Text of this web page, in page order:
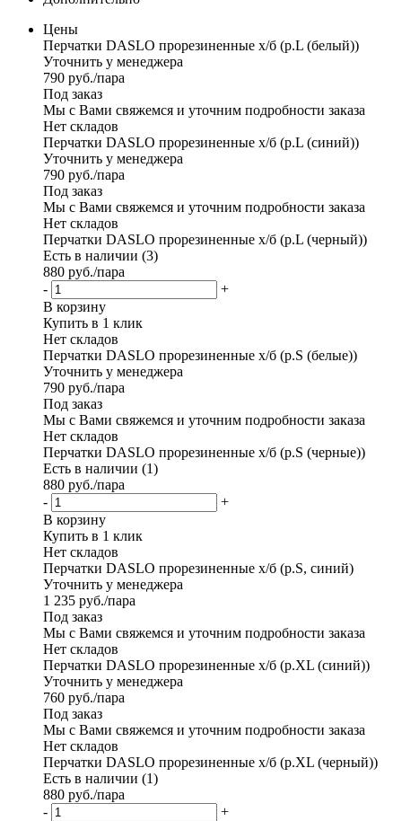
Цены
Перчатки DASLO прорезиненные x/б (р.L (белый))
Уточнить у менеджера
790 руб./пара
Под заказ
Мы с Вами свяжемся и уточним подробности заказа
Нет складов
Перчатки DASLO прорезиненные x/б (р.L (синий))
Уточнить у менеджера
790 руб./пара
Под заказ
Мы с Вами свяжемся и уточним подробности заказа
Нет складов
Перчатки DASLO прорезиненные x/б (р.L (черный))
Есть в наличии (3)
880 руб./пара
-
+
В корзину
Купить в 1 клик
Нет складов
Перчатки DASLO прорезиненные x/б (р.S (белые))
Уточнить у менеджера
790 руб./пара
Под заказ
Мы с Вами свяжемся и уточним подробности заказа
Нет складов
Перчатки DASLO прорезиненные x/б (р.S (черные))
Есть в наличии (1)
880 руб./пара
-
+
В корзину
Купить в 1 клик
Нет складов
Перчатки DASLO прорезиненные x/б (р.S, синий)
Уточнить у менеджера
1 235 руб./пара
Под заказ
Мы с Вами свяжемся и уточним подробности заказа
Нет складов
Перчатки DASLO прорезиненные x/б (р.XL (синий))
Уточнить у менеджера
760 руб./пара
Под заказ
Мы с Вами свяжемся и уточним подробности заказа
Нет складов
Перчатки DASLO прорезиненные x/б (р.XL (черный))
Есть в наличии (1)
880 руб./пара
-
+